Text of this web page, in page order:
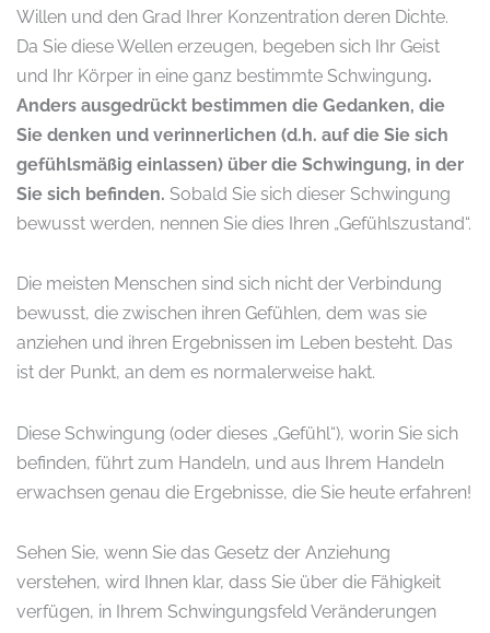
Willen und den Grad Ihrer Konzentration deren Dichte.
Da Sie diese Wellen erzeugen, begeben sich Ihr Geist
und Ihr Körper in eine ganz bestimmte Schwingung.
Anders ausgedrückt bestimmen die Gedanken, die
Sie denken und verinnerlichen (d.h. auf die Sie sich
gefühlsmäßig einlassen) über die Schwingung, in der
Sie sich befinden. Sobald Sie sich dieser Schwingung
bewusst werden, nennen Sie dies Ihren „Gefühlszustand“.
Die meisten Menschen sind sich nicht der Verbindung
bewusst, die zwischen ihren Gefühlen, dem was sie
anziehen und ihren Ergebnissen im Leben besteht. Das
ist der Punkt, an dem es normalerweise hakt.
Diese Schwingung (oder dieses „Gefühl“), worin Sie sich
befinden, führt zum Handeln, und aus Ihrem Handeln
erwachsen genau die Ergebnisse, die Sie heute erfahren!
Sehen Sie, wenn Sie das Gesetz der Anziehung
verstehen, wird Ihnen klar, dass Sie über die Fähigkeit
verfügen, in Ihrem Schwingungsfeld Veränderungen